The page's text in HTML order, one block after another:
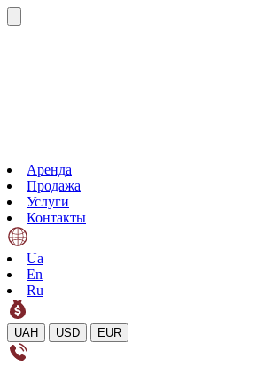
Аренда
Продажа
Услуги
Контакты
Ua
En
Ru
UAH USD EUR